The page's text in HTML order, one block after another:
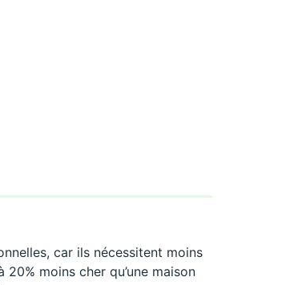
car ils nécessitent moins
moins cher qu’une maison